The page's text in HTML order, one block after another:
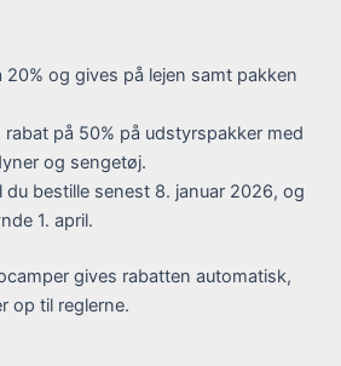
20% og gives på lejen samt pakken
rabat på 50% på udstyrspakker med
og sengetøj.
du bestille senest 8. januar 2026, og
1. april.
gives rabatten automatisk,
op til reglerne.